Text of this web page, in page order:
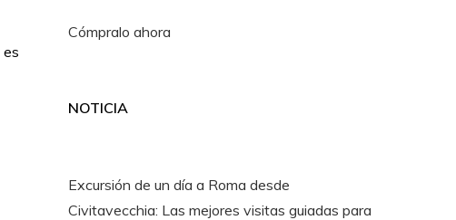
es
Cómpralo ahora
NOTICIA
Excursión de un día a Roma desde
Civitavecchia: Las mejores visitas guiadas para